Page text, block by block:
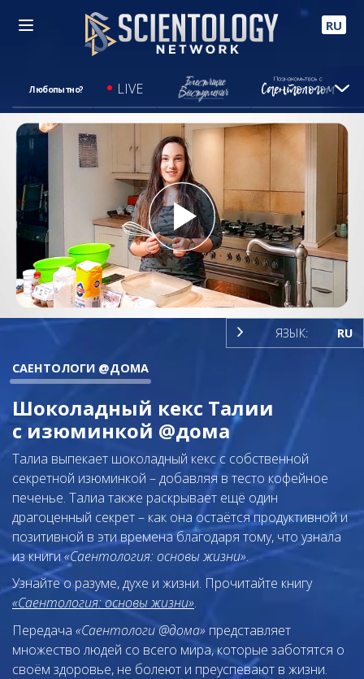
RU
Любопытно? LIVE
Play
Video
ЯЗЫК: RU
САЕНТОЛОГИ @ДОМА
Шоколадный кекс Талии
с изюминкой @дома
Талиа выпекает шоколадный кекс с собственной
секретной изюминкой – добавляя в тесто кофейное
печенье. Талиа также раскрывает ещё один
драгоценный секрет – как она остаётся продуктивной и
позитивной в эти времена благодаря тому, что узнала
из книги«Саентология: основы жизни».
Узнайте о разуме, духе и жизни. Прочитайте книгу
«Саентология: основы жизни».
Передача «Саентологи @дома» представляет
множество людей со всего мира, которые заботятся о
своём здоровье, не болеют и преуспевают в жизни.